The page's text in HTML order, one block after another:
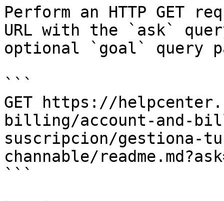
Perform an HTTP GET
URL with the `ask`
optional `goal` query
```
GET https://
billing/account-and-
suscripcion/gestiona-
channable/
```